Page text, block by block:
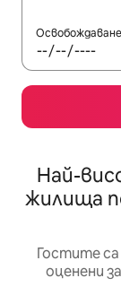
Освобождаване
Най-
жилища
Гостите са
оценени